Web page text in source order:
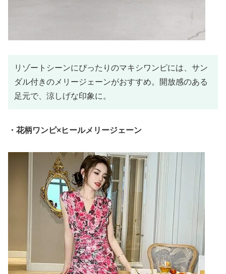
リゾートシーンにぴったりのマキシワンピには、サン
ダル付きのメリージェーンがおすすめ。開放感のある
足元で、涼しげな印象に。
・花柄ワンピ×ヒールメリージェーン